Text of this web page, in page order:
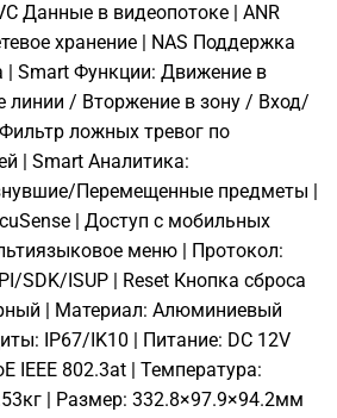
Данные в видеопотоке | ANR
хранение | NAS Поддержка
| Smart Функции: Движение в
линии / Вторжение в зону / Вход/
ложных тревог по
| Smart Аналитика:
Перемещенные предметы |
| Доступ с мобильных
меню | Протокол:
SDK/ISUP | Reset Кнопка сброса
| Материал: Алюминиевый
IP67/IK10 | Питание: DC 12V
IEEE 802.3at | Температура:
| Размер: 332.8×97.9×94.2мм